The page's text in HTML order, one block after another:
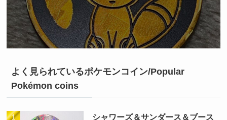
よく見られているポケモンコイン/Popular
Pokémon coins
シャワーズ＆サンダース＆ブース